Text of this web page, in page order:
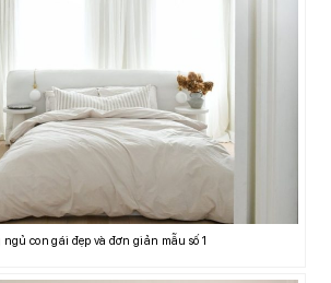
ngủ con gái đẹp và đơn giản mẫu số 1